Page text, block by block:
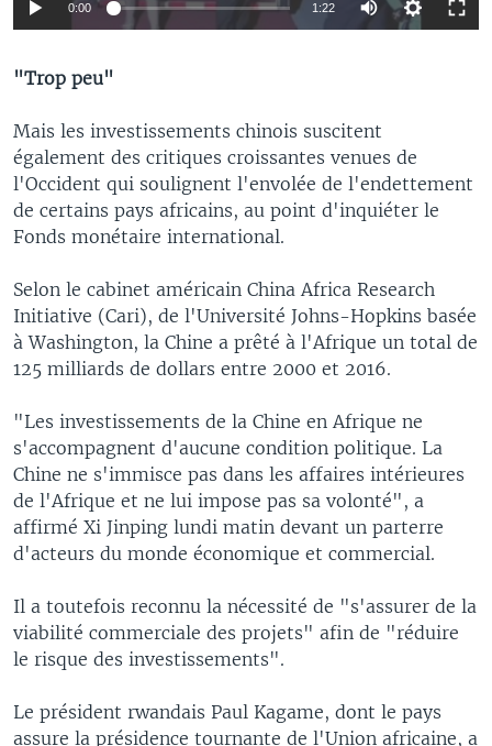
0:00 1:22
"Trop peu"
Mais les investissements chinois suscitent
également des critiques croissantes venues de
l'Occident qui soulignent l'envolée de l'endettement
de certains pays africains, au point d'inquiéter le
Fonds monétaire international.
Selon le cabinet américain China Africa Research
Initiative (Cari), de l'Université Johns-Hopkins basée
à Washington, la Chine a prêté à l'Afrique un total de
125 milliards de dollars entre 2000 et 2016.
"Les investissements de la Chine en Afrique ne
s'accompagnent d'aucune condition politique. La
Chine ne s'immisce pas dans les affaires intérieures
de l'Afrique et ne lui impose pas sa volonté", a
affirmé Xi Jinping lundi matin devant un parterre
d'acteurs du monde économique et commercial.
Il a toutefois reconnu la nécessité de "s'assurer de la
viabilité commerciale des projets" afin de "réduire
le risque des investissements".
Le président rwandais Paul Kagame, dont le pays
assure la présidence tournante de l'Union africaine, a